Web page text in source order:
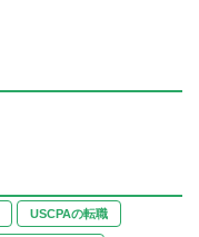
USCPAの転職